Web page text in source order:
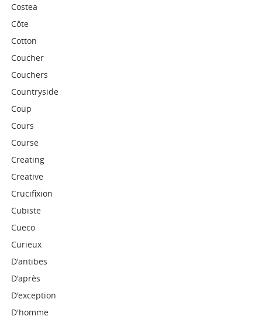
Costea
Côte
Cotton
Coucher
Couchers
Countryside
Coup
Cours
Course
Creating
Creative
Crucifixion
Cubiste
Cueco
Curieux
D'antibes
D'après
D'exception
D'homme